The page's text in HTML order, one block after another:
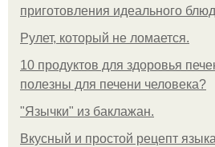
приготовления идеального
Рулет, который не ломается.
10 продуктов для здоровья
полезны для печени человека?
"Язычки" из баклажан.
Вкусный и простой рецепт